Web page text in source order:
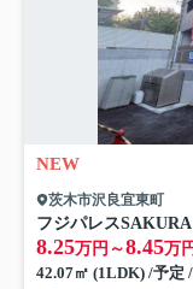
NEW
茨木市沢良宜東町
フジパレスSAKURA
8.25万円～8.45万
42.07㎡ (1LDK) /予定